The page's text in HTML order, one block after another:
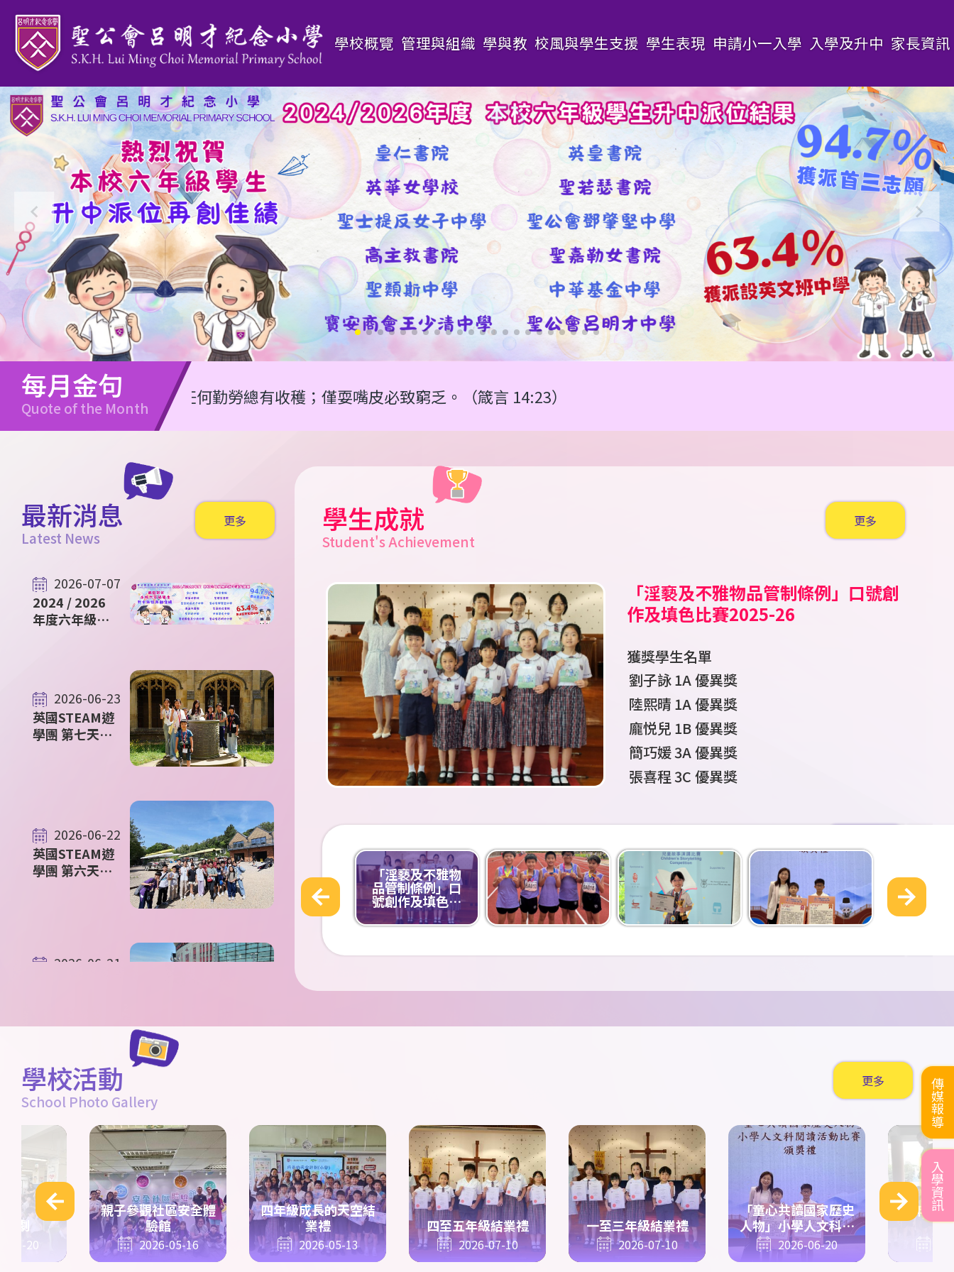
移至主內容 Main
navigation
學校概覽 管理與組織 學與教 校風與學生支援 學生表現 申請小一入學 入學及升中 家長資訊
傳媒報導
入學資訊
每月金句
Quote of the Month
任何勤勞總有收穫；僅耍嘴皮必致窮乏。（箴言 14:23）
最新消息
Latest News
更多
2026-07-07
2024 / 2026
年度六年級升
2026-06-23
英國STEAM遊
學團 第七天花
2026-06-22
英國STEAM遊
學團 第六天花
2026-06-21
2026-06-20
英國STEAM遊
絮
學生成就
Student's Achievement
更多
「淫褻及不雅物品管制條例」口號創
作及填色比賽2025-26
獲獎學生名單
劉子詠1A優異獎
陸熙晴 1A優異獎
龐悦兒 1B優異獎
簡巧媛3A優異獎
張喜程3C 優異獎
錢沛言4B優異獎
李衍融4B優異獎
陳芷瑤5B
優異獎
王嘉歆5B優異獎
陳果
5C優異獎
公民田徑錦標賽 2026
謝樂言
王展濠
3C
許峻軒
4A
梁直樹
5B
梁直樹 許峻熙
尹俊殷 簡傲哲
5B 5C
5C 5D
Tell A Tale Children’s
Storytelling Competition
獲獎學生名單
陳恩琳 2C Category 1
「童心共讀國家歷史人物」小學人文
科閱讀活動比賽
獲獎學生名單
張志恆4A高小文字報告個人組季軍
陳栢朗 4C高小文字報告個人組優異獎
2026新星啟德盃田徑錦標賽
1A董胤澤
2A葉柏熙
3A劉穎彤
3A杜芯泳
3C王展濠
2016組60米 季軍、
100米 殿軍
4B
葉敏匡 2016
5C許峻熙
2015年組 跳遠 季
軍、60米第六名優異
獎
2013組1500米 殿
2014組400米 第六名
200米 第五名
6B黃開昇
優異獎
6B戴俊賢
中學C組
米 第六
名優異獎
6B黃開昇6B
戴俊
賢6C陳敏希 6C郭澔
霖
男子中學C組4x100
米 季軍
霓裳裏的中國 華服親子設計比賽
香工思高盃小學足球邀請賽
學生姓名班別
張志恆
4A
郭子熙
4C
雷諾森
5A
許峻熙
5C
梁沐恩
6A
陳敏希
6C
劉明希
6C
符恩傑
6D
尹俊熹
6D
嘉栢理念小學足球邀請賽2026
學生姓名班別
王梓翔
3A
張志恆
4A
許峻軒
4A
龍俊瀟
4A
葉敏匡
4B
郭子熙
4C
湯俊彥
4C
劉嘉浚
4C
高星宇
4C
朱霆軒
4C
二零二六年香港花卉展覽（花展）賽
馬會學生繪畫比賽
獲獎學生名單
陳芷瑤5B高小組
香港青少年田徑分齡賽2026 (一)
6A梁沐恩6A于豐瑞
戴俊賢6B黃開昇
1A董胤澤2A葉柏熙
張德山 2C劉靖揚
6A于豐瑞
2A葉柏熙
2C劉靖揚
男子 U9
擲壘球 第
七名優異獎
女子U14擲鐵
餅 第八名優異獎
2026新星新春兒童及少年田徑賽
許峻軒4A男子
許峻軒4A男子2016
葉敏匡 4B男子2016
南區小學生五人足球賽 2025/26
許峻軒4A
冠軍
郭子熙4C
許峻熙 5C
梁沐恩 6A
孫啓溢6A
陳敏希6C
符恩傑6D
尹俊熹6D
第十五屆（2025-2026）「閃耀之
星」才華拓展獎學金頒獎典禮
獲獎學生名單
《我要讚佢》「最值得表揚學生獎勵
計劃」
獲獎學生名單
譚語彤6B最值得表揚學生
趙温良 5C最值得表揚學生
聖公會小學第二十九屆數學奧林匹克
比賽
獲獎學生名單
康俊辰6A 個人賽優異獎
康俊辰 6A
郭思培6A
劉泓希 6C
彭子諾6D
趙温良5C
秦賢皓5D
楊凱瑞5D
沙田武術錦標賽
張志恆4A男子五步拳
何明澤4A男子雙截棍
葉敏匡 4B男子五步拳
杜泫悅 6A女子南拳
杜泫悅6A女子劍術
周皓朗4C 男子五步拳
張志恆4A集體五步拳第二名
何明澤4A集體五步拳第二名
葉敏匡4B 集體五步拳
第二名
周皓朗4C 集體 五步拳第二名
郭子熙4C集體五步拳第二名
尹楊新6D集體五步拳第二名
沙田武術錦標賽2025
4A 張志恆 男子五步拳 冠軍
4A 何明澤 男子雙截棍 亞軍
4B 葉敏匡 男子五步拳 季軍
6A 杜泫悅 女子南拳及女子劍術 第四名
4C 周皓朗 男子五步拳 第六名
聖公會小學第二十九屆數學奧林匹克
比賽
獲獎學生名單
康俊辰6A
隊際賽優異獎
郭思培 6A
劉泓希 6C
李沛諾6C
彭子諾6D
秦賢皓5D
楊凱瑞5D
愛國共融•彩繪舊城@中西區公民教
育填色比賽
獲獎學生名單
陸庭欣3B初小組
第十二屆全港小學數學挑戰賽
學生姓
名
班
別
別
秦賢皓
5D
康俊辰
6A
郭思培
6A
彭子諾
6D
獎
楊凱瑞
5D
小五組個人賽優異
獎
李沛諾
6C
小六組個人賽優異
獎
「淫褻及不雅物
品管制條例」口
號創作及填色比
賽2025-26
學校活動
School Photo Gallery
更多
劇
05-20
親子參觀社區安全體
驗館
2026-05-16
四年級成長的天空結
業禮
2026-05-13
四至五年級結業禮
2026-07-10
一至三年級結業禮
2026-07-10
「童心共讀國家歷史
人物」小學人文科閱
讀活動比賽
2026-06-20
五年級
博